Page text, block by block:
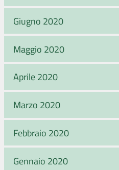
Giugno 2020
Maggio 2020
Aprile 2020
Marzo 2020
Febbraio 2020
Gennaio 2020